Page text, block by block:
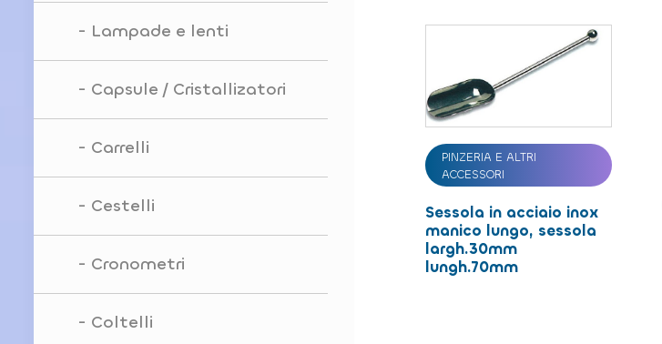
PINZERIA E ALTRI
ACCESSORI
Sessola in acciaio inox
manico lungo, sessola
largh.30mm
lungh.70mm
Lampade e lenti
Capsule / Cristallizatori
Carrelli
Cestelli
Cronometri
Coltelli